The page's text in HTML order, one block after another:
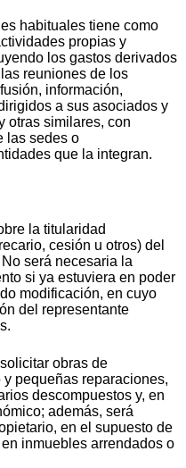
habituales tiene como
propias y
los gastos derivados
reuniones de los
información,
a sus asociados y
otras similares, con
las sedes o
que la integran.
la titularidad
cesión u otros) del
será necesaria la
si ya estuviera en poder
modificación, en cuyo
del representante
obras de
pequeñas reparaciones,
descompuestos y, en
además, será
en el supuesto de
inmuebles arrendados o